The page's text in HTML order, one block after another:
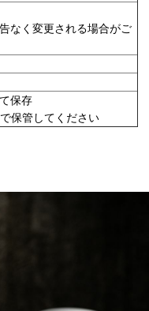
なく変更される場合がご
保存
保管してください